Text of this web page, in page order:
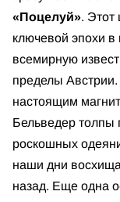
«Поцелуй». Этот
ключевой эпохи в
всемирную
пределы Австрии.
настоящим
Бельведер толпы
роскошных
наши дни
назад. Еще одна